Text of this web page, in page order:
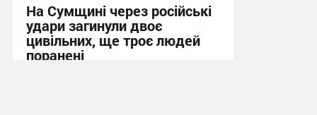
На Сумщині через російські
удари загинули двоє
цивільних, ще троє людей
поранені